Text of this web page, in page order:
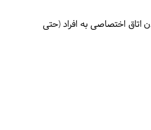
اتاق اختصاصی به افراد (حتی